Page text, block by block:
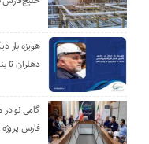
هویزه بار
دهلران تا
‌فارس پروژه LCA را آغاز کرد